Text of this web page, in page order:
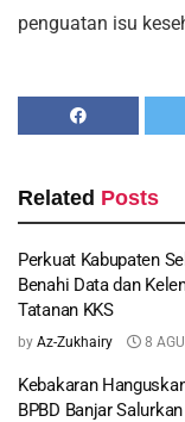
penguatan isu
Related Posts
Perkuat Kabupaten
Benahi Data dan
Tatanan KKS
by Az-Zukhairy 8
Kebakaran
BPBD Banjar